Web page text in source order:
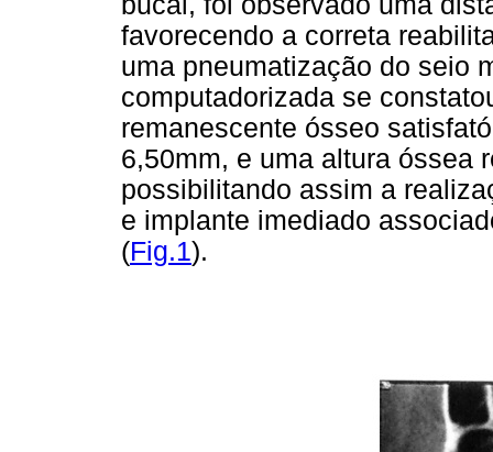
favorecendo a correta
uma pneumatização do seio
computadorizada se
remanescente ósseo
6,50mm, e uma altura óssea
possibilitando assim a
e implante imediado
(Fig.1).